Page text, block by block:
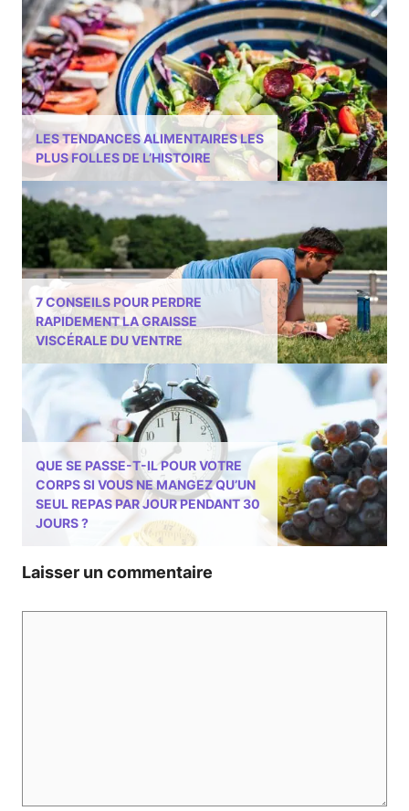
LES TENDANCES ALIMENTAIRES LES
PLUS FOLLES DE L’HISTOIRE
7 CONSEILS POUR PERDRE
RAPIDEMENT LA GRAISSE
VISCÉRALE DU VENTRE
QUE SE PASSE-T-IL POUR VOTRE
CORPS SI VOUS NE MANGEZ QU’UN
SEUL REPAS PAR JOUR PENDANT 30
JOURS ?
Laisser un commentaire